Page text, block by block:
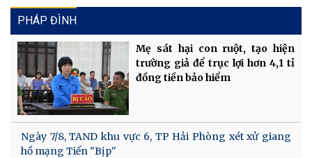
PHÁP ĐÌNH
Mẹ sát hại con ruột, tạo hiện
trường giả để trục lợi hơn 4,1 tỉ
đồng tiền bảo hiểm
Ngày 7/8, TAND khu vực 6, TP Hải Phòng xét xử giang
hồ mạng Tiến "Bịp"